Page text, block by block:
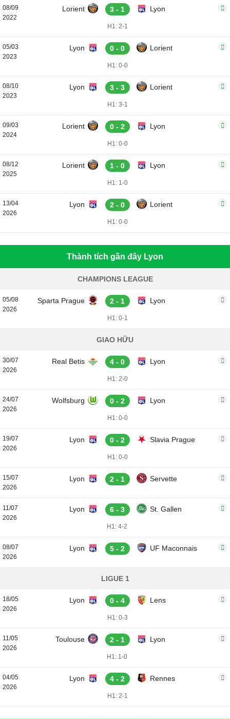
08/09
2022
Lorient 3 - 1 Lyon
H1: 2-1
05/03
2023
Lyon 0 - 0 Lorient
H1: 0-0
08/10
2023
Lyon 3 - 3 Lorient
H1: 3-1
09/03
2024
Lorient 0 - 2 Lyon
H1: 0-0
08/12
2025
Lorient 1 - 0 Lyon
H1: 1-0
13/04
2026
Lyon 2 - 0 Lorient
H1: 0-0
Thành tích gần đây Lyon
CHAMPIONS LEAGUE
05/08
2026
Sparta Prague 2 - 1 Lyon
H1: 0-1
GIAO HỮU
30/07
2026
Real Betis 4 - 0 Lyon
H1: 2-0
24/07
2026
Wolfsburg 0 - 2 Lyon
H1: 0-0
19/07
2026
Lyon 0 - 2 Slavia Prague
H1: 0-0
15/07
2026
Lyon 2 - 1 Servette
11/07
2026
Lyon 6 - 3 St. Gallen
H1: 4-2
08/07
2026
Lyon 5 - 2 UF Maconnais
LIGUE 1
18/05
2026
Lyon 0 - 4 Lens
H1: 0-3
11/05
2026
Toulouse 2 - 1 Lyon
H1: 1-0
04/05
2026
Lyon 4 - 2 Rennes
H1: 2-1